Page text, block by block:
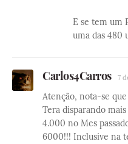
E se tem um
uma das 480
Carlos4Carros 7
Atenção, nota-se
Tera disparando
4.000 no Mes
6000!!! Inclusive na